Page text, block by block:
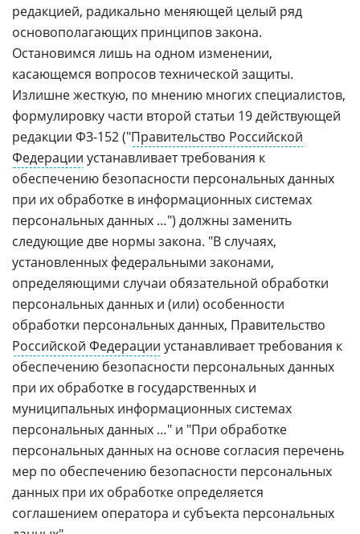
редакцией, радикально меняющей целый ряд
основополагающих принципов закона.
Остановимся лишь на одном изменении,
касающемся вопросов технической защиты.
Излишне жесткую, по мнению многих специалистов,
формулировку части второй статьи 19 действующей
редакции ФЗ-152 ("Правительство Российской
Федерации устанавливает требования к
обеспечению безопасности персональных данных
при их обработке в информационных системах
персональных данных …") должны заменить
следующие две нормы закона. "В случаях,
установленных федеральными законами,
определяющими случаи обязательной обработки
персональных данных и (или) особенности
обработки персональных данных, Правительство
Российской Федерации устанавливает требования к
обеспечению безопасности персональных данных
при их обработке в государственных и
муниципальных информационных системах
персональных данных …" и "При обработке
персональных данных на основе согласия перечень
мер по обеспечению безопасности персональных
данных при их обработке определяется
соглашением оператора и субъекта персональных